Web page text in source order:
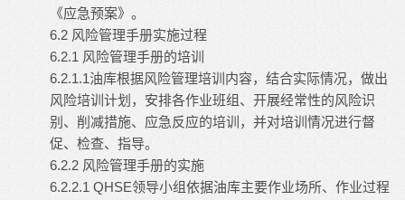
《应急预案》。
6.2 风险管理手册实施过程
6.2.1 风险管理手册的培训
6.2.1.1油库根据风险管理培训内容，结合实际情况，做出
风险培训计划，安排各作业班组、开展经常性的风险识
别、削减措施、应急反应的培训，并对培训情况进行督
促、检查、指导。
6.2.2 风险管理手册的实施
6.2.2.1 QHSE领导小组依据油库主要作业场所、作业过程